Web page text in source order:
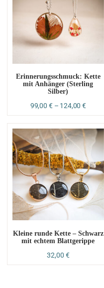
Erinnerungsschmuck: Kette
mit Anhänger (Sterling
Silber)
99,00 €– 124,00€
Kleine runde Kette – Schwarz
mit echtem Blattgerippe
32,00 €